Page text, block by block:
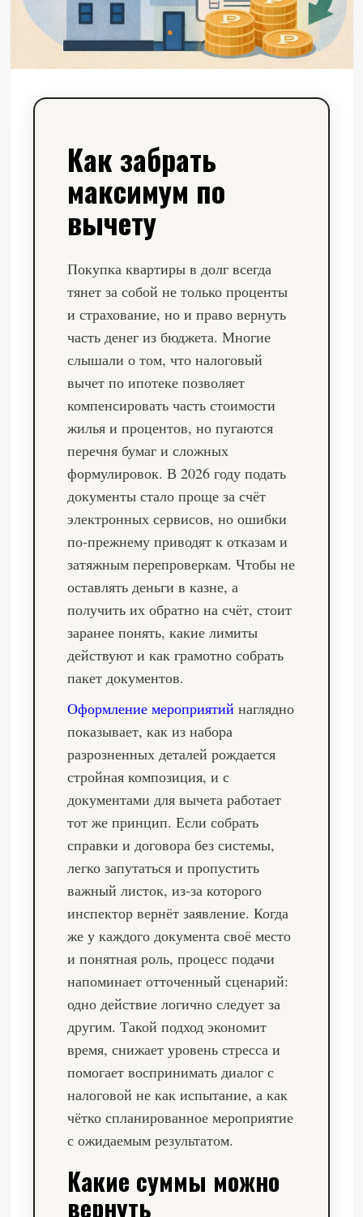
Как забрать
максимум по
вычету
Покупка квартиры в долг всегда
тянет за собой не только проценты
и страхование, но и право вернуть
часть денег из бюджета. Многие
слышали о том, что налоговый
вычет по ипотеке позволяет
компенсировать часть стоимости
жилья и процентов, но пугаются
перечня бумаг и сложных
формулировок. В 2026 году подать
документы стало проще за счёт
электронных сервисов, но ошибки
по‑прежнему приводят к отказам и
затяжным перепроверкам. Чтобы не
оставлять деньги в казне, а
получить их обратно на счёт, стоит
заранее понять, какие лимиты
действуют и как грамотно собрать
пакет документов.
Оформление мероприятий наглядно
показывает, как из набора
разрозненных деталей рождается
стройная композиция, и с
документами для вычета работает
тот же принцип. Если собрать
справки и договора без системы,
легко запутаться и пропустить
важный листок, из‑за которого
инспектор вернёт заявление. Когда
же у каждого документа своё место
и понятная роль, процесс подачи
напоминает отточенный сценарий:
одно действие логично следует за
другим. Такой подход экономит
время, снижает уровень стресса и
помогает воспринимать диалог с
налоговой не как испытание, а как
чётко спланированное мероприятие
с ожидаемым результатом.
Какие суммы можно
вернуть